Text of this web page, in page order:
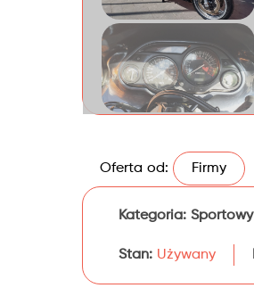
Oferta od: Firmy
Kategoria: Sportowy
Stan: Używany